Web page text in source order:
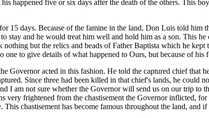
happened five or six days after the death of the others. This
15 days. Because of the famine in the land, Don Luis told
stay and he would treat him well and hold him as a son. This
nothing but the relics and beads of Father Baptista which he
one to give details of what happened to Ours, but because of
Governor acted in this fashion. He told the captured chief
Since three had been killed in that chief's lands, he
I am not sure whether the Governor will send us on our trip
very frightened from the chastisement the Governor inflicted,
This chastisement has become famous throughout the land, and